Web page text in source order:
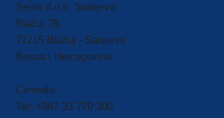
Sejari d.o.o. Sarajevo
Blažuj 78,
71215 Blažuj - Sarajevo
Bosna i Hercegovina
Centrala:
Tel: +387 33 770 300